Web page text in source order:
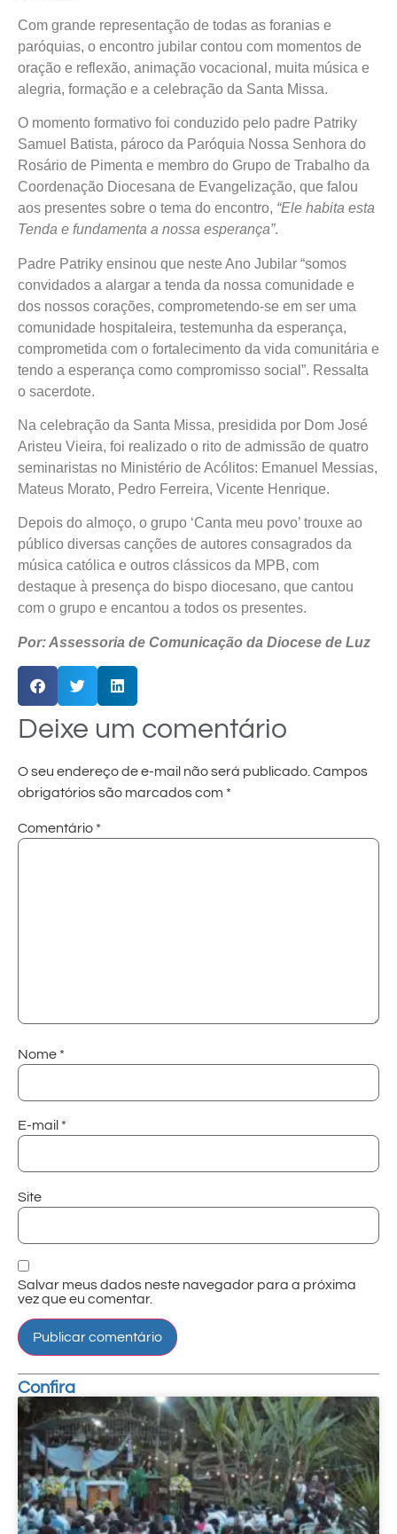
Com grande representação de todas as foranias e
paróquias, o encontro jubilar contou com momentos de
oração e reflexão, animação vocacional, muita música e
alegria, formação e a celebração da Santa Missa.
O momento formativo foi conduzido pelo padre Patriky
Samuel Batista, pároco da Paróquia Nossa Senhora do
Rosário de Pimenta e membro do Grupo de Trabalho da
Coordenação Diocesana de Evangelização, que falou
aos presentes sobre o tema do encontro, “Ele habita esta
Tenda e fundamenta a nossa esperança”.
Padre Patriky ensinou que neste Ano Jubilar “somos
convidados a alargar a tenda da nossa comunidade e
dos nossos corações, comprometendo-se em ser uma
comunidade hospitaleira, testemunha da esperança,
comprometida com o fortalecimento da vida comunitária e
tendo a esperança como compromisso social”. Ressalta
o sacerdote.
Na celebração da Santa Missa, presidida por Dom José
Aristeu Vieira, foi realizado o rito de admissão de quatro
seminaristas no Ministério de Acólitos: Emanuel Messias,
Mateus Morato, Pedro Ferreira, Vicente Henrique.
Depois do almoço, o grupo ‘Canta meu povo’ trouxe ao
público diversas canções de autores consagrados da
música católica e outros clássicos da MPB, com
destaque à presença do bispo diocesano, que cantou
com o grupo e encantou a todos os presentes.
Por: Assessoria de Comunicação da Diocese de Luz
Deixe um comentário
O seu endereço de e-mail não será publicado. Campos
obrigatórios são marcados com *
Comentário *
Nome *
E-mail *
Site
Salvar meus dados neste navegador para a próxima
vez que eu comentar.
Confira